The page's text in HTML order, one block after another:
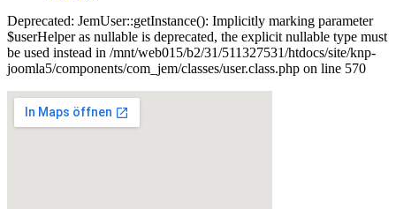
Deprecated: JemUser::getInstance(): Implicitly marking parameter
$userHelper as nullable is deprecated, the explicit nullable type must
be used instead in /mnt/web015/b2/31/511327531/htdocs/site/knp-
joomla5/components/com_jem/classes/user.class.php on line 570